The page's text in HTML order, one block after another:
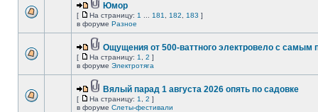
Юмор
[ На страницу: 1 181 182 183 ]
в форуме Разное
Ощущения от 500-ваттного электровело с самым
[ На страницу: 1 2 ]
в форуме Электротяга
Вялый парад 1 августа 2026 опять по садовке
[ На страницу: 1 2 ]
в форуме Слеты-фестивали